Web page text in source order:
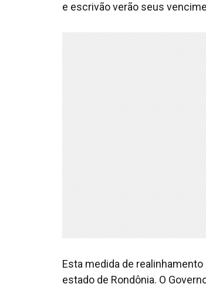
e escrivão verão seus
Esta medida de
estado de Rondônia. O